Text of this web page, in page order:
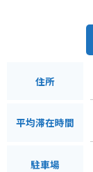
住所
平均滞在時間
駐車場